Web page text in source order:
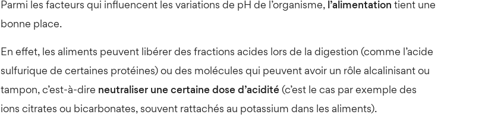
Parmi les facteurs qui influencent les variations de pH de l’organisme, l’alimentation tient une
bonne place.
En effet, les aliments peuvent libérer des fractions acides lors de la digestion (comme l’acide
sulfurique de certaines protéines) ou des molécules qui peuvent avoir un rôle alcalinisant ou
tampon, c’est-à-dire neutraliser une certaine dose d’acidité (c’est le cas par exemple des
ions citrates ou bicarbonates, souvent rattachés au potassium dans les aliments).